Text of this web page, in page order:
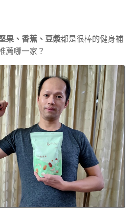
果、香蕉、豆漿都是很棒的健身補
薦哪一家？